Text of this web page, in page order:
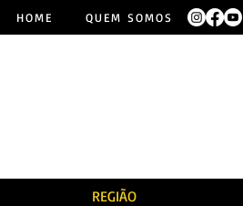
HOME QUEM SOMOS
REGIÃO